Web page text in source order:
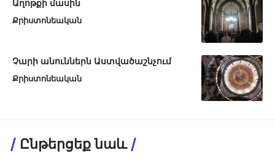
Աղոթքի մասին
Քրիստոնեական
Չարի անուններն Աստվածաշնչում
Քրիստոնեական
Ընթերցեք նաև